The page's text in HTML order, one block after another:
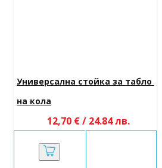
Универсална стойка за табло
на кола
12,70 € / 24.84 лв.